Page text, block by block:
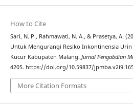
How to Cite
Sari, N. P., Rahmawati, N. A., & Prasetya, A.
Untuk Mengurangi Resiko Inkontinensia Urin
Kucur Kabupaten Malang. Jurnal Pengabdian
4205. https://doi.org/10.59837/
More Citation Formats